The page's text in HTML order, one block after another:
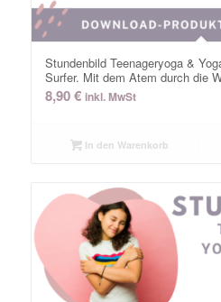
Stundenbild Teenageryoga &
Surfer. Mit dem Atem durch die
8,90€ inkl. MwSt
In den Warenkorb